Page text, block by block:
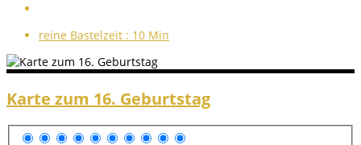
reine Bastelzeit : 10 Min
Karte zum 16. Geburtstag